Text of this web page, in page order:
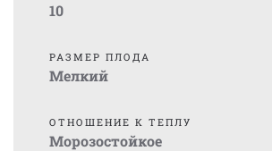
10
РАЗМЕР ПЛОДА
Мелкий
ОТНОШЕНИЕ К ТЕПЛУ
Морозостойкое